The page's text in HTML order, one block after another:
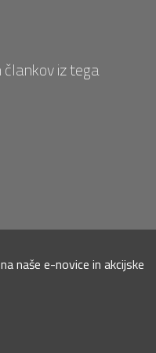
člankov iz tega
naše e-novice in akcijske